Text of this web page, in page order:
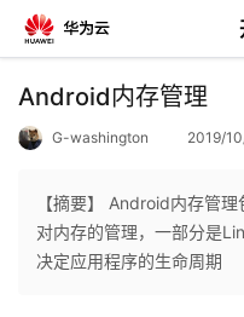
返
Android内存管理
G-washington 2019/
【摘要】 Android内存管
对内存的管理，一部分是
决定应用程序的生命周期